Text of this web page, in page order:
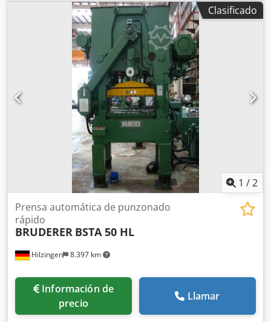
13 a 38 mm - Documentación completa - Máquina
revisada/reacondicionada, ¡en muy buen estado! ¡Póngase
en contacto con nosotros! Dkjdpfxjzlqhmo Apher
Clasificado
1 /2
Hilzingen 8.397 km
Prensa automática de punzonado
rápido
BRUDERER BSTA 50 HL
Información de
precio
Llamar